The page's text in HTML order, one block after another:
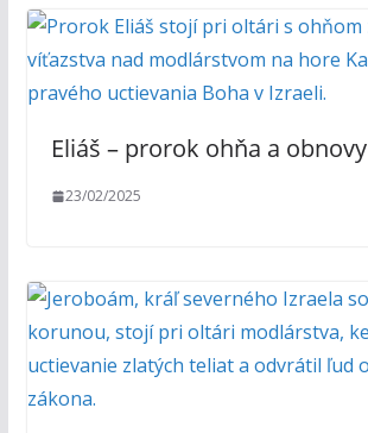
Eliáš – prorok ohňa a obnovy
23/02/2025